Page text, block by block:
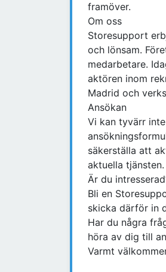
framöver.
Om oss
Storesupport
och lönsam.
medarbetare.
aktören inom
Madrid och
Ansökan
Vi kan tyvärr
säkerställa att
aktuella tjänsten.
Är du
Bli en
skicka därför in
Har du några
höra av dig till
Varmt